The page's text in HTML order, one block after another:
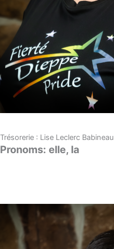
Trésorerie : Lise Leclerc Babineau
Pronoms: elle, la